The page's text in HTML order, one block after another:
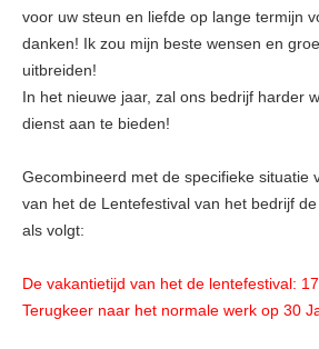
voor uw steun en liefde op lange termijn
danken! Ik zou mijn beste wensen en
uitbreiden!
In het nieuwe jaar, zal ons bedrijf harder
dienst aan te bieden!
Gecombineerd met de specifieke situatie
van het de Lentefestival van het bedrijf
als volgt:
De vakantietijd van het de lentefestival:
Terugkeer naar het normale werk op 30